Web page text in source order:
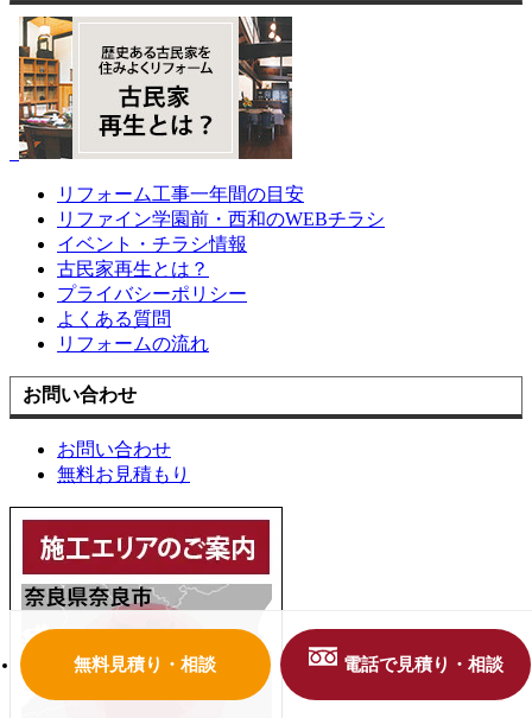
無料見積り・相談 電話で見積り・相談
リフォーム工事一年間の目安
リファイン学園前・西和のWEBチラシ
イベント・チラシ情報
古民家再生とは？
プライバシーポリシー
よくある質問
リフォームの流れ
お問い合わせ
お問い合わせ
無料お見積もり